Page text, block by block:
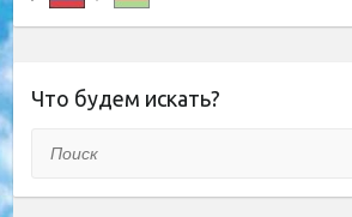
Что будем искать?